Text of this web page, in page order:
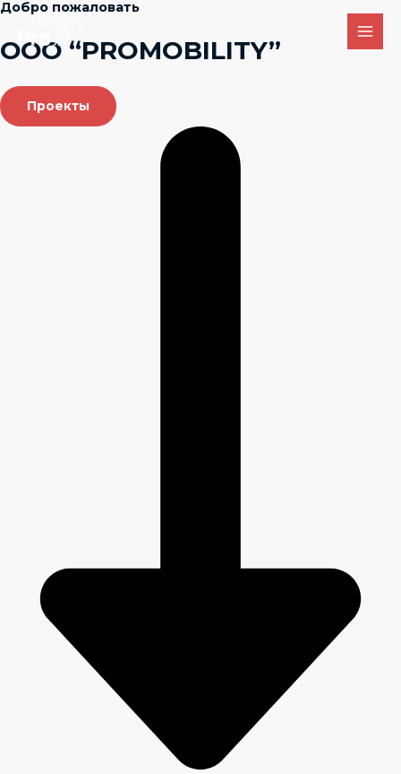
Skip
content
Main
Добро пожаловать
ООО “PROMOBILITY”
Проекты